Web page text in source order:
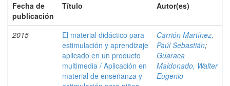
Fecha de
publicación
Título Autor(es)
2015
El material didáctico para
estimulación y aprendizaje
aplicado en un producto
multimedia / Aplicación en
material de enseñanza y
Carrión Martínez,
Paúl Sebastián;
Guaraca
Maldonado, Walter
Eugenio